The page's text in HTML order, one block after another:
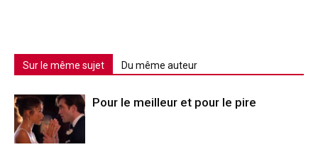
Sur le même sujet Du même auteur
Pour le meilleur et pour le pire